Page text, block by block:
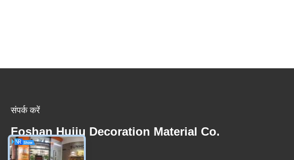
संपर्क करें
Foshan Huiju Decoration Material Co.
Ltd.